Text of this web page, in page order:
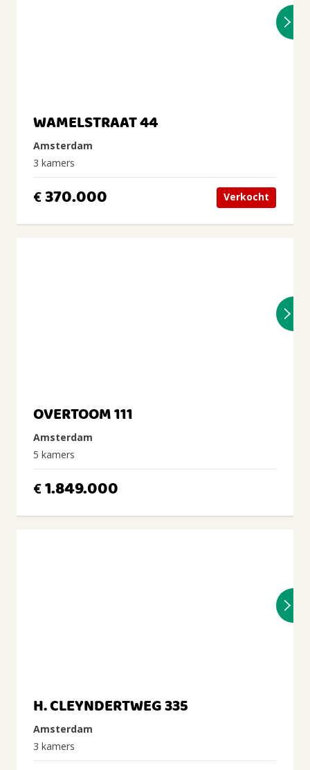
WAMELSTRAAT 44
Amsterdam
3 kamers
€370.000 Verkocht
OVERTOOM 111
Amsterdam
5 kamers
€1.849.000
H. CLEYNDERTWEG 335
Amsterdam
3 kamers